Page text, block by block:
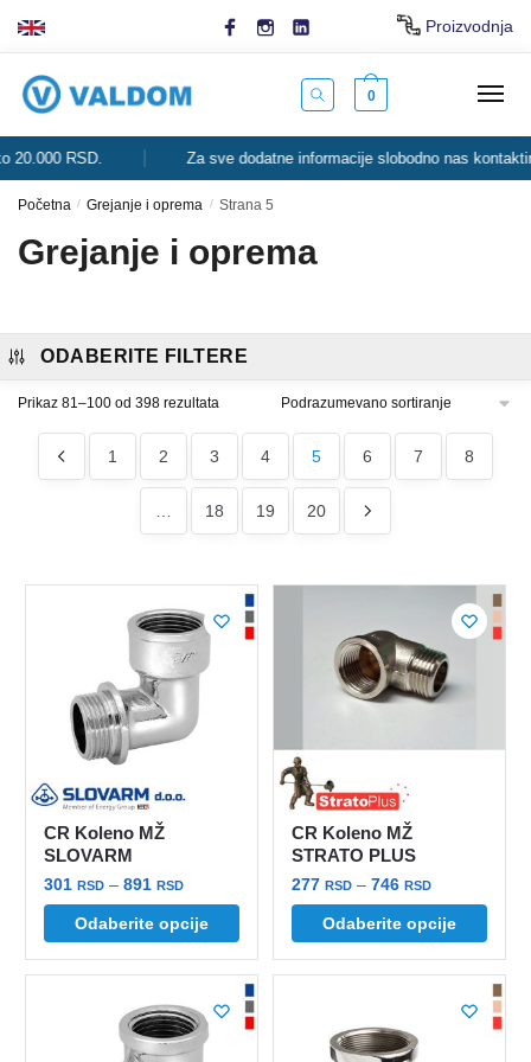
Proizvodnja
0
RSD. Za sve dodatne informacije slobodno nas kontaktirajte.
Početna / Grejanje i oprema / Strana 5
Grejanje i oprema
ODABERITE FILTERE
Prikaz 81–100 od 398 rezultata
1 2 3 4 5 6 7 8
18 19 20
CR Koleno MŽ
SLOVARM
301RSD – 891RSDRaspon
cena:
od
301 rsd
891 rsd
Odaberite opcije
Ovaj
ima
CR Koleno MŽ
STRATO PLUS
277RSD – 746RSDRaspon
cena:
od
277 rsd
746 rsd
Odaberite opcije
Ovaj
ima
varijanti.